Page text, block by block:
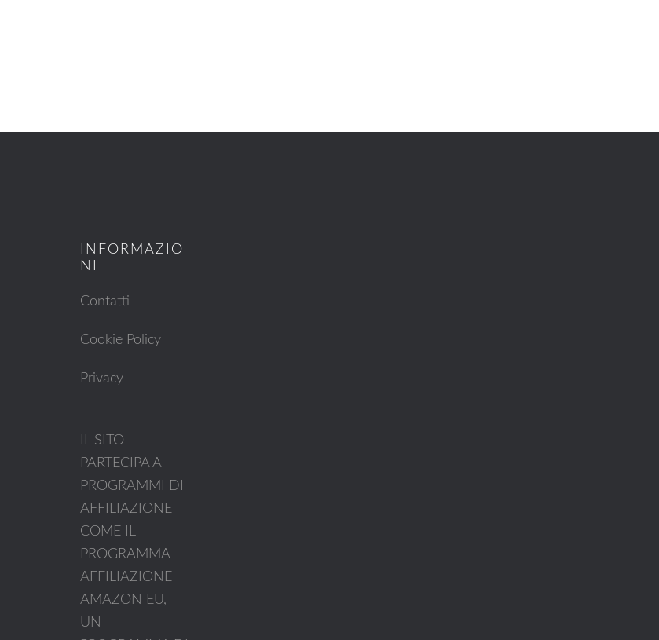
INFORMAZIO
NI
Contatti
Cookie Policy
Privacy
IL SITO
PARTECIPA A
PROGRAMMI DI
AFFILIAZIONE
COME IL
PROGRAMMA
AFFILIAZIONE
AMAZON EU,
UN